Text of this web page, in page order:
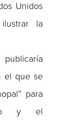
Unidos
la
el que se
para
y el